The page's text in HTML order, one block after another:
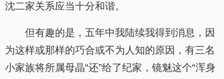
沈二家关系应当十分和谐。
但有趣的是，五年中我陆续我得到消息，因
为这样或那样的巧合或不为人知的原因，有三名
小家族将所属母晶“还”给了纪家，镜魅这个“浑身